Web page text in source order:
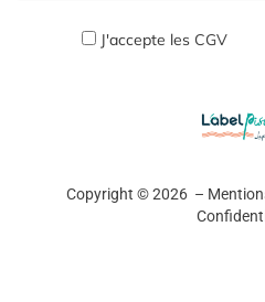
J'accepte les CGV
Copyright © 2026 –